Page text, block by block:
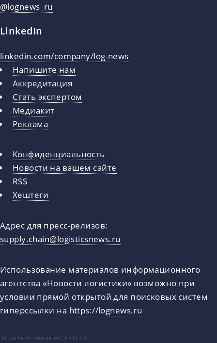
@lognews_ru
LinkedIn
linkedin.com/company/log-news
Напишите нам
Аккредитация
Стать экспертом
Медиакит
Реклама
Конфиденциальность
Новости на вашем сайте
RSS
Хештеги
Адрес для пресс-релизов:
supply.chain@logisticsnews.ru
Использование материалов информационного
агентства «Новости логистики» возможно при
условии прямой открытой для поисковых систем
гиперссылки на https://lognews.ru
Защита от спама reCAPTCHA